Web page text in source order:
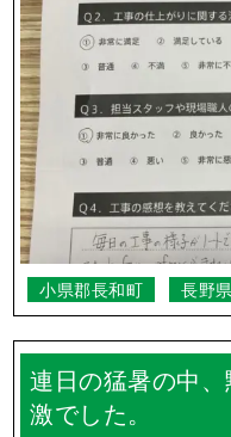
小県郡長和町 長野県
連日の猛暑の中
激でした。